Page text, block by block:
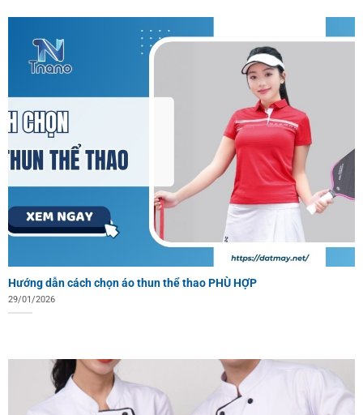
Hướng dẫn cách chọn áo thun thể thao PHÙ HỢP
29/01/2026